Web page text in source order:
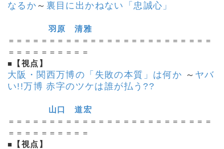
なるか ～ 裏目に出かねない「忠誠心」
羽原 清雅
＝＝＝＝＝＝＝＝＝＝＝＝＝＝＝＝＝＝＝＝＝＝＝＝＝
＝＝＝＝＝＝＝＝＝＝
■ 【視点】
大阪・関西万博の「失敗の本質」は何か ～ ヤバ
い!!万博 赤字のツケは誰が払う??
山口 道宏
＝＝＝＝＝＝＝＝＝＝＝＝＝＝＝＝＝＝＝＝＝＝＝＝＝
＝＝＝＝＝＝＝＝＝＝
■ 【視点】